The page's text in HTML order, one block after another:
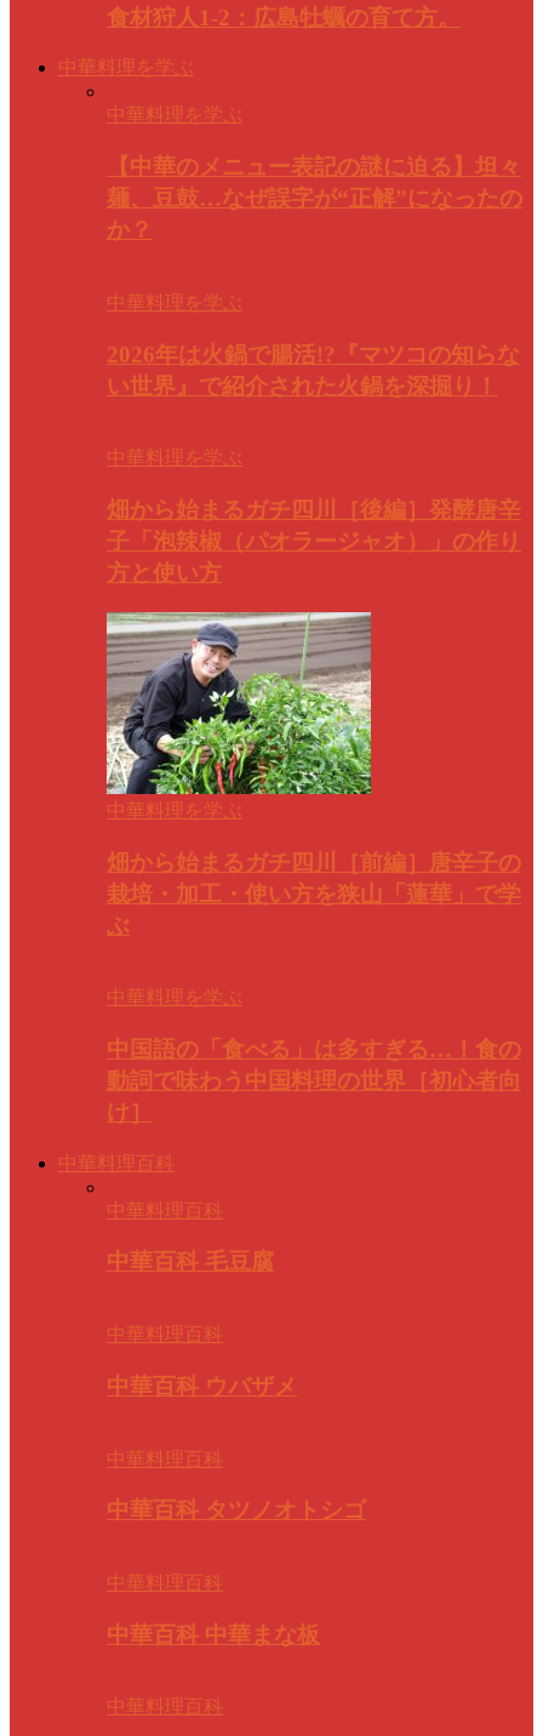
食材狩人1-2：広島牡蠣の育て方。
中華料理を学ぶ
中華料理を学ぶ
【中華のメニュー表記の謎に迫る】坦々
麺、豆鼓…なぜ誤字が“正解”になったの
か？
中華料理を学ぶ
2026年は火鍋で腸活!?『マツコの知らな
い世界』で紹介された火鍋を深掘り！
中華料理を学ぶ
畑から始まるガチ四川［後編］発酵唐辛
子「泡辣椒（パオラージャオ）」の作り
方と使い方
中華料理を学ぶ
畑から始まるガチ四川［前編］唐辛子の
栽培・加工・使い方を狭山「蓮華」で学
ぶ
中華料理を学ぶ
中国語の「食べる」は多すぎる…！食の
動詞で味わう中国料理の世界［初心者向
け］
中華料理百科
中華料理百科
中華百科 毛豆腐
中華料理百科
中華百科 ウバザメ
中華料理百科
中華百科 タツノオトシゴ
中華料理百科
中華百科 中華まな板
中華料理百科